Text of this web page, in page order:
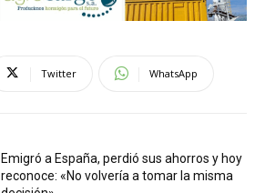
Twitter WhatsApp
Emigró a España, perdió sus ahorros y hoy
reconoce: «No volvería a tomar la misma